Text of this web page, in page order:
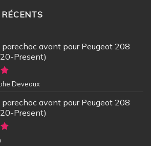
parechoc avant pour Peugeot 208
Present)
Deveaux
parechoc avant pour Peugeot 208
Present)